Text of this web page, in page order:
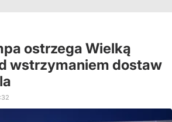
ostrzega Wielką
wstrzymaniem dostaw